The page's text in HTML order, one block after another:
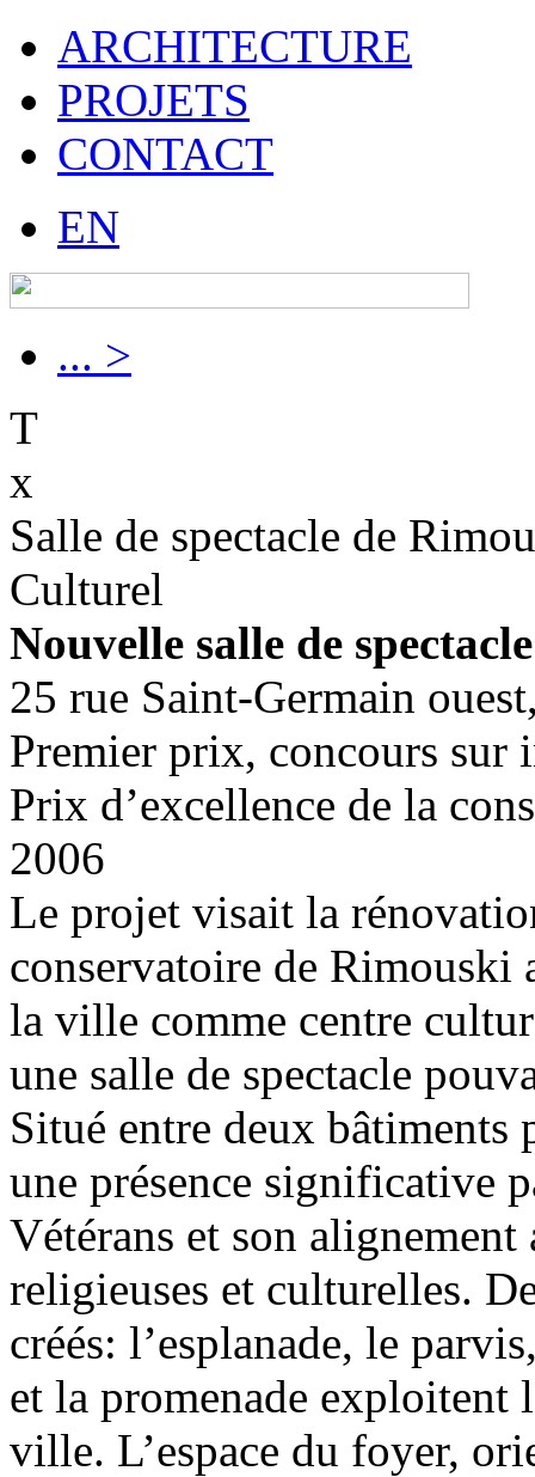
ARCHITECTURE
PROJETS
CONTACT
EN
... >
T
x
Salle de spectacle de
Culturel
Nouvelle salle de
25 rue Saint-Germain
Premier prix, concours sur
Prix d’excellence de la
2006
Le projet visait la
conservatoire de Rimouski
la ville comme centre
une salle de spectacle
Situé entre deux
une présence significative
Vétérans et son
religieuses et culturelles.
créés: l’esplanade, le
et la promenade exploitent
ville. L’espace du foyer,